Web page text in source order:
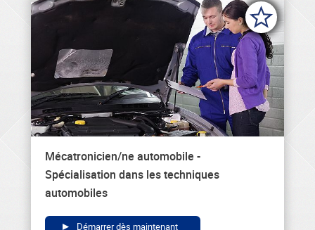
Mécatronicien/ne automobile -
Spécialisation dans les techniques
automobiles
Démarrer dès maintenant